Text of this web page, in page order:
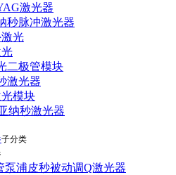
激光器
秒脉冲激光器
光
二极管模块
激光器
模块
纳秒激光器
子分类
泵浦皮秒被动调Q激光器